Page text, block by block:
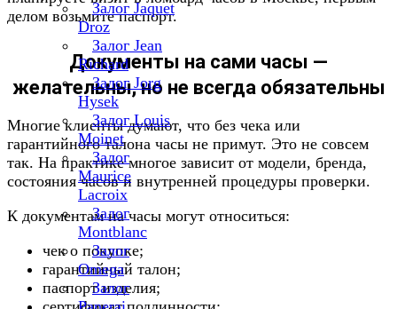
Залог Jaquet
Droz
Залог Jean
Richard
Залог Jorg
Hysek
Залог Louis
Moinet
Залог
Maurice
Lacroix
Залог
Montblanc
Залог
Omega
Залог
делом возьмите паспорт.
Документы на сами часы —
желательны, но не всегда обязательны
Многие клиенты думают, что без чека или
гарантийного талона часы не примут. Это не совсем
так. На практике многое зависит от модели, бренда,
состояния часов и внутренней процедуры проверки.
К документам на часы могут относиться:
чек о покупке;
гарантийный талон;
паспорт изделия;